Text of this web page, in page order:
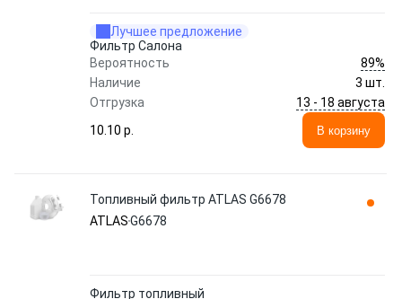
Лучшее предложение
Фильтр Салона
Вероятность
89%
Наличие
3 шт.
Отгрузка
13 - 18 августа
10.10 p.
В корзину
Топливный фильтр ATLAS G6678
ATLASG6678
Фильтр топливный